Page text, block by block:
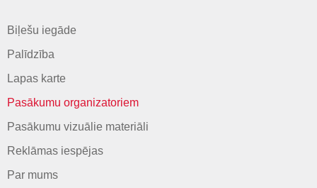
Biļešu iegāde
Palīdzība
Lapas karte
Pasākumu organizatoriem
Pasākumu vizuālie materiāli
Reklāmas iespējas
Par mums